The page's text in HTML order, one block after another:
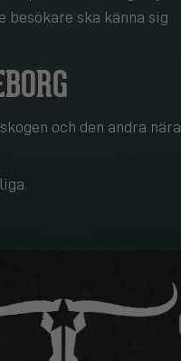
besökare ska känna sig
och den andra nära